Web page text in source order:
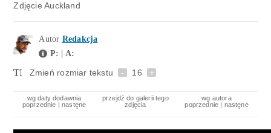
Zdjęcie Auckland
Autor Redakcja
P: | A:
Zmień rozmiar tekstu - 16 +
wg daty dodawnia
poprzednie |nastęne
przejdź do galerii tego
zdjęcia
wg autora
poprzednie | nastęne